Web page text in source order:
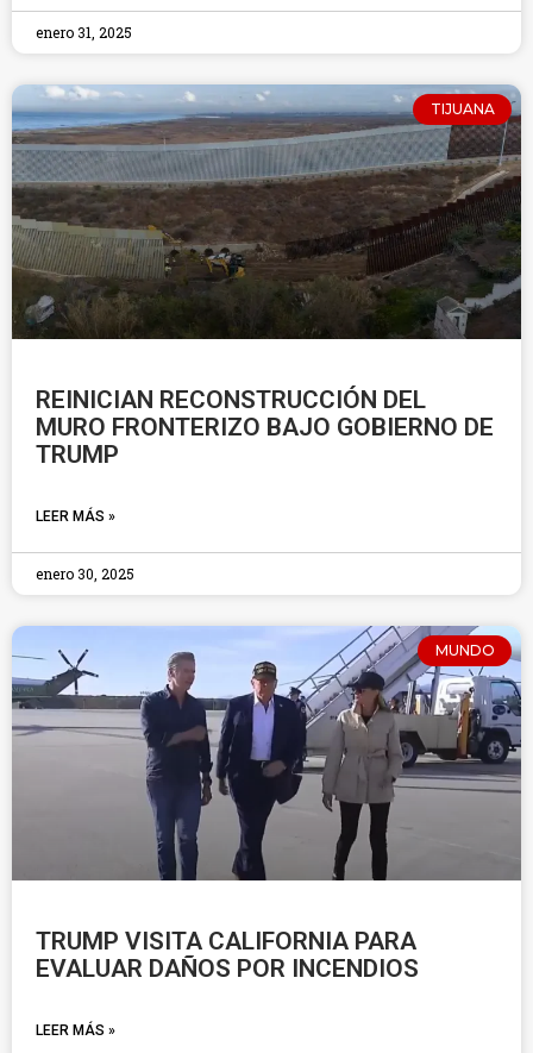
enero 31, 2025
TIJUANA
REINICIAN RECONSTRUCCIÓN DEL
MURO FRONTERIZO BAJO GOBIERNO DE
TRUMP
LEER MÁS »
enero 30, 2025
MUNDO
TRUMP VISITA CALIFORNIA PARA
EVALUAR DAÑOS POR INCENDIOS
LEER MÁS »